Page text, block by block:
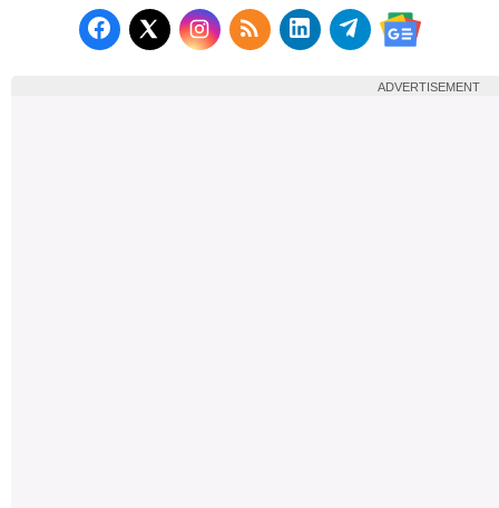
Follow us on Facebook
Follow us on X (Twitter)
Subscribe to our RSS
Follow us on
Follow us on
Follow us
ADVERTISEMENT